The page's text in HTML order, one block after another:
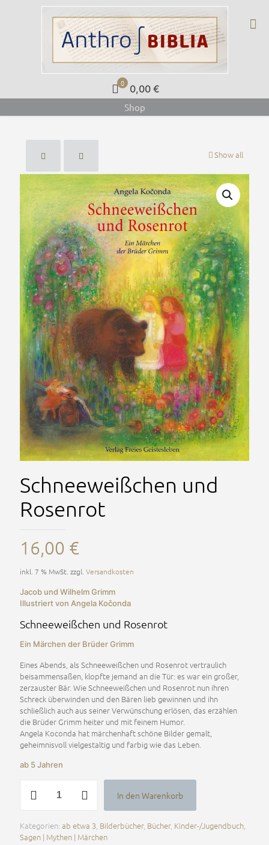
0 0,00 €
Shop
Show all
Schneeweißchen und
Rosenrot
16,00 €
inkl. 7 % MwSt. zzgl. Versandkosten
Jacob und Wilhelm Grimm
Illustriert von Angela Kočonda
Schneeweißchen und Rosenrot
Ein Märchen der Brüder Grimm
Eines Abends, als Schneeweißchen und Rosenrot vertraulich
beisammensaßen, klopfte jemand an die Tür: es war ein großer,
zerzauster Bär. Wie Schneeweißchen und Rosenrot nun ihren
Schreck überwinden und den Bären lieb gewinnen und ihn
schließlich auch aus seiner Verwünschung erlösen, das erzählen
die Brüder Grimm heiter und mit feinem Humor.
Angela Koconda hat märchenhaft schöne Bilder gemalt,
geheimnisvoll vielgestaltig und farbig wie das Leben.
ab 5 Jahren
In den Warenkorb
Alternative:
Kategorien: ab etwa 3, Bilderbücher, Bücher, Kinder-/Jugendbuch,
Sagen | Mythen | Märchen